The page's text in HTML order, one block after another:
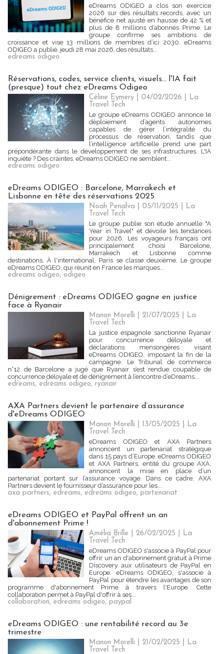
eDreams ODIGEO a clos son exercice
2026 sur des résultats records, avec un
bénéfice net ajusté en hausse de 42 % et
plus de 8 millions d’abonnés Prime. Le
groupe confirme ses ambitions de
croissance et vise 13 millions de membres d’ici 2030. eDreams
ODIGEO a publié, jeudi 28 mai 2026, des résultats...
edreams odigeo
Réservations, codes, service clients, visuels... l'IA fait
(presque) tout chez eDreams Odigeo
Céline Eymery | 04/02/2026
La
Travel Tech
Le groupe eDreams ODIGEO annonce le
déploiement d’agents autonomes
capables de gérer l’intégralité du
processus de réservation, tandis que
l’intelligence artificielle prend une part
prépondérante dans le développement de ses infrastructures. L'IA
inquiète ? Des craintes, eDreams ODIGEO ne semblent...
edreams odigeo
eDreams ODIGEO : Barcelone, Marrakech et
Lisbonne en tête des réservations 2025
Noah Penalva | 05/11/2025
La
Travel Tech
Le groupe publie son étude annuelle "A
Year in Travel" et dévoile les tendances
pour 2026. Les voyageurs français ont
principalement choisi Barcelone,
Marrakech et Lisbonne comme
destinations. À l'international, Paris se classe deuxième. Le groupe
eDreams ODIGEO, qui réunit en France les marques...
edreams odigeo, odigeo
Dénigrement : eDreams ODIGEO gagne en justice
face à Ryanair
Manon Morelli | 21/07/2025
La
Travel Tech
La justice espagnole sanctionne Ryanair
pour concurrence déloyale et
déclarations mensongères visant
eDreams ODIGEO, imposant la fin de la
campagne. Le Tribunal de commerce
n°12 de Barcelone a jugé que Ryanair s’est rendue coupable de
concurrence déloyale et de dénigrement à l’encontre d’eDreams...
edreams, edreams odigeo, ryanair
AXA Partners devient le partenaire d’assurance
d'eDreams ODIGEO
Manon Morelli | 13/05/2025
La
Travel Tech
eDreams ODIGEO et AXA Partners
annoncent un partenariat stratégique
dans 15 pays d’Europe. eDreams ODIGEO
et AXA Partners, entité du groupe AXA,
annoncent la mise en place d’un
partenariat portant sur l’assurance voyage. Dans ce cadre, AXA
Partners devient le fournisseur d’assurance pour les...
axa partners, edreams, edreams odigeo, partenariat
eDreams ODIGEO et PayPal offrent un an
d'abonnement Prime !
Amélia Brille | 26/02/2025
La
Travel Tech
eDreams ODIGEO s'associe à PayPal pour
offrir un an d'abonnement gratuit à Prime
Discovery aux utilisateurs de PayPal en
Europe. eDreams ODIGEO, s'associe à
PayPal pour étendre les avantages de son
programme d'abonnement Prime à travers l'Europe. Cette
collaboration permet à PayPal d'offrir à ses...
collaboration, edreams odigeo, paypal
eDreams ODIGEO : une rentabilité record au 3e
trimestre
Manon Morelli | 21/02/2025
La
Travel Tech